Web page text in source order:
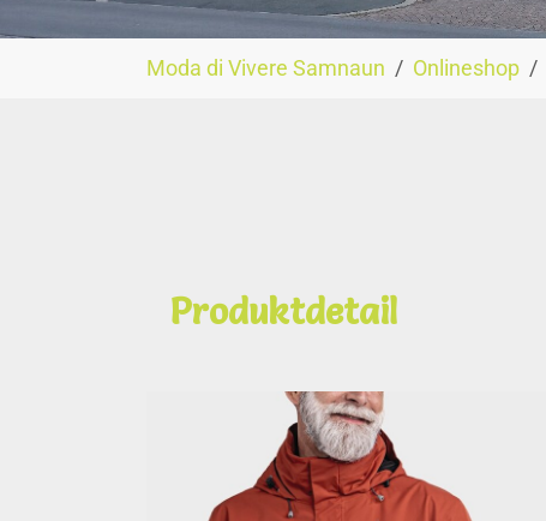
Moda di Vivere Samnaun Onlineshop
Produktdetail